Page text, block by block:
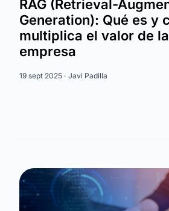
RAG (Retrieval-
Generation): Qué es y
multiplica el valor de
empresa
19 sept 2025 · Javi Padilla